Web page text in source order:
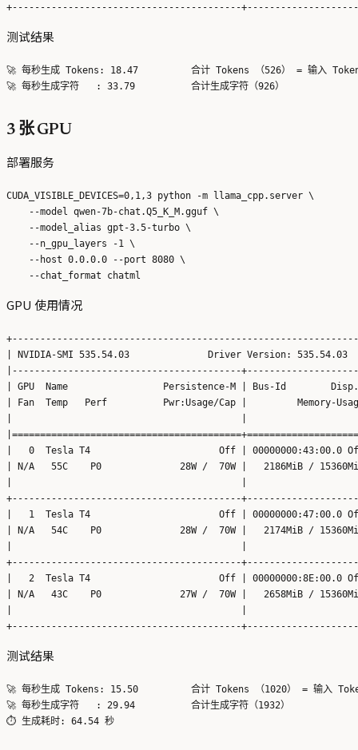
测试结果
🚀 每秒生成 Tokens: 18.47 	 合计 Tokens （526） = 输入 Tokens（20） + 输出 Tokens（506）
3 张 GPU
部署服务
CUDA_VISIBLE_DEVICES=0,1,3 python -m llama_cpp.server \
    --model qwen-7b-chat.Q5_K_M.gguf \
    --model_alias gpt-3.5-turbo \
    --n_gpu_layers -1 \
    --host 0.0.0.0 --port 8080 \
GPU 使用情况
| NVIDIA-SMI 535.54.03              Driver Version: 535.54.03
|-----------------------------------------
| GPU  Name                 Persistence-M | Bus-Id
| Fan  Temp   Perf          Pwr:Usage/Cap |         Memory-
|   0  Tesla T4                       Off |
| N/A   55C    P0              28W /  70W |   2186MiB /
+-----------------------------------------
|   1  Tesla T4                       Off |
| N/A   54C    P0              28W /  70W |   2174MiB /
+-----------------------------------------
|   2  Tesla T4                       Off |
| N/A   43C    P0              27W /  70W |   2658MiB /
测试结果
🚀 每秒生成 Tokens: 15.50 	 合计 Tokens （1020） = 输入 Tokens（20） + 输出 Tokens（1000）
🚀 每秒生成字符   : 29.94 	 合计生成字符（1932）